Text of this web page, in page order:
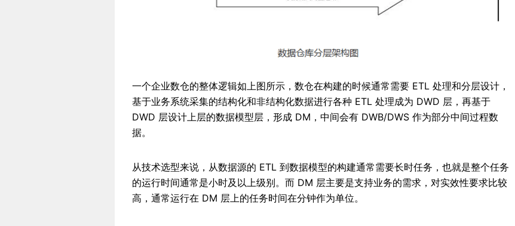
一个企业数仓的整体逻辑如上图所示，数仓在构建的时候通常需要 ETL 处理和分层设计，
基于业务系统采集的结构化和非结构化数据进行各种 ETL 处理成为 DWD 层，再基于
DWD 层设计上层的数据模型层，形成 DM，中间会有 DWB/DWS 作为部分中间过程数
据。
从技术选型来说，从数据源的 ETL 到数据模型的构建通常需要长时任务，也就是整个任务
的运行时间通常是小时及以上级别。而 DM 层主要是支持业务的需求，对实效性要求比较
高，通常运行在 DM 层上的任务时间在分钟作为单位。